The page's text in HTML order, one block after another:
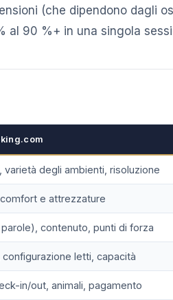
(che dipendono dagli
90 %+ in una singola
varietà degli ambienti, risoluzione
e attrezzature
contenuto, punti di forza
letti, capacità
in/out, animali, pagamento